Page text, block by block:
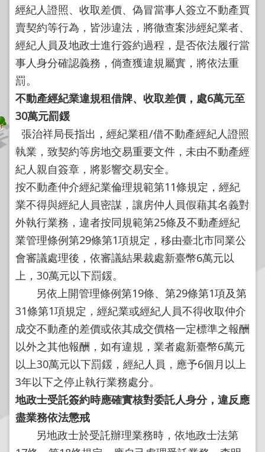
果
供
應
檔
應
用
政
資
訊
公
開
公
告
資
訊
關
介
紹
業
務
資
訊
經紀人證照、收取差價、偽冒當事人簽立不動產買
賣契約等行為，皆涉違法，將徹查案涉經紀業者、
經紀人員及地政士進行簽約過程，是否依法履行當
事人身分確認義務，倘查獲違規屬實，將依法重
罰。
不動產經紀業違規租借牌、收取差價，處6萬元至
30萬元罰鍰
張治祥局長指出，經紀業租/借不動產經紀人證照
執業，致契約等房地交易重要文件，未由不動產經
紀人親自簽章，將影響交易安全。
按不動產仲介經紀業倫理規範第11條規定，經紀
業不得與經紀人員密謀，讓房仲人員假藉其名義對
外執行業務，違者按同規範第25條及不動產經紀
業管理條例第29條第1項規定，移由臺北市同業公
會審議處理後，依審議結果裁處新臺幣6萬元以
上，30萬元以下罰鍰。
另依上開管理條例第19條、第29條第1項及第
31條第1項規定，經紀業或經紀人員不得收取仲介
成交不動產的差價或依其成交價格一定標準之報酬
以外之其他報酬，如有違規，業者處新臺幣6萬元
以上30萬元以下罰鍰，經紀人員，應予6個月以上
3年以下之停止執行業務處分。
地政士受託簽約時應確實核對委託人身分，違反應
盡業務依法懲戒
另地政士於受託辦理業務時，依地政士法第